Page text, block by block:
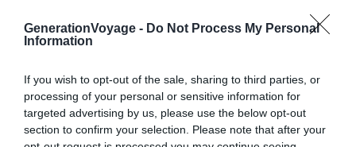
GenerationVoyage - Do Not Process My Personal
Information
If you wish to opt-out of the sale, sharing to third parties, or
processing of your personal or sensitive information for
targeted advertising by us, please use the below opt-out
section to confirm your selection. Please note that after your
San Paolo